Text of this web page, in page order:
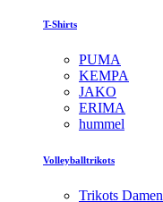
T-Shirts
PUMA
KEMPA
JAKO
ERIMA
hummel
Volleyballtrikots
Trikots Damen